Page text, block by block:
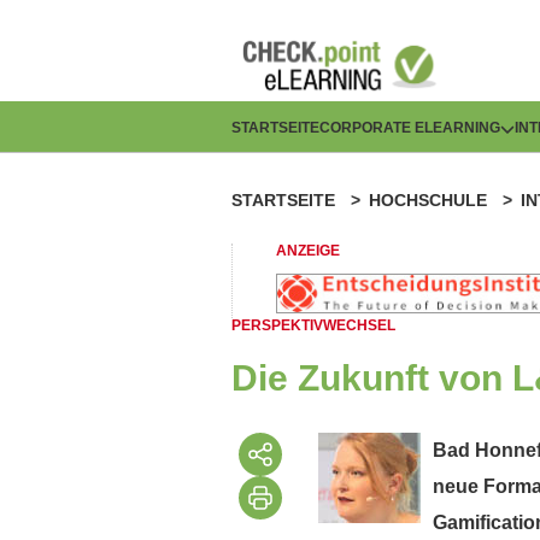
H
p
t
n
a
v
i
STARTSEITECORPORATE ELEARNING
P
f
a
d
a
v
STARTSEITE HOCHSCHULE
ANZEIGE
PERSPEKTIVWECHSEL
Die Zukunft von
Bad
neue